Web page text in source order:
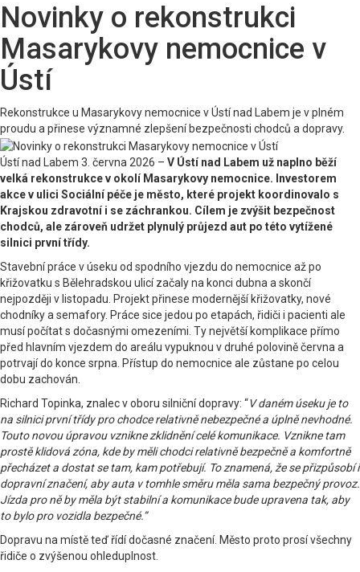
Novinky o rekonstrukci
Masarykovy nemocnice v
Ústí
Rekonstrukce u Masarykovy nemocnice v Ústí nad Labem je v plném
proudu a přinese významné zlepšení bezpečnosti chodců a dopravy.
Ústí nad Labem 3. června 2026 – V Ústí nad Labem už naplno běží
velká rekonstrukce v okolí Masarykovy nemocnice. Investorem
akce v ulici Sociální péče je město, které projekt koordinovalo s
Krajskou zdravotní i se záchrankou. Cílem je zvýšit bezpečnost
chodců, ale zároveň udržet plynulý průjezd aut po této vytížené
silnici první třídy.
Stavební práce v úseku od spodního vjezdu do nemocnice až po
křižovatku s Bělehradskou ulicí začaly na konci dubna a skončí
nejpozději v listopadu. Projekt přinese modernější křižovatky, nové
chodníky a semafory. Práce sice jedou po etapách, řidiči i pacienti ale
musí počítat s dočasnými omezeními. Ty největší komplikace přímo
před hlavním vjezdem do areálu vypuknou v druhé polovině června a
potrvají do konce srpna. Přístup do nemocnice ale zůstane po celou
dobu zachován.
Richard Topinka, znalec v oboru silniční dopravy: “V daném úseku je to
na silnici první třídy pro chodce relativně nebezpečné a úplně nevhodné.
Touto novou úpravou vznikne zklidnění celé komunikace. Vznikne tam
prostě klidová zóna, kde by měli chodci relativně bezpečně a komfortně
přecházet a dostat se tam, kam potřebují. To znamená, že se přizpůsobí i
dopravní značení, aby auta v tomhle směru měla sama bezpečný provoz.
Jízda pro ně by měla být stabilní a komunikace bude upravena tak, aby
to bylo pro vozidla bezpečné.”
Dopravu na místě teď řídí dočasné značení. Město proto prosí všechny
řidiče o zvýšenou ohleduplnost.